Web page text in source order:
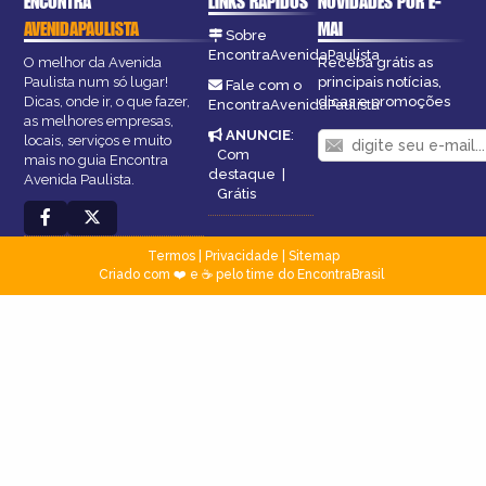
AVENIDAPAULISTA
O melhor da Avenida
Paulista num só lugar!
Dicas, onde ir, o que fazer,
as melhores empresas,
locais, serviços e muito
mais no guia Encontra
Avenida Paulista.
Sobre
EncontraAvenidaPaulista
Fale com o
EncontraAvenidaPaulista
ANUNCIE:
Com
destaque |
Grátis
MAI
Receba grátis as
principais notícias,
dicas e promoções
Termos| Privacidade
Sitemap
Criado com ❤️ e ☕ pelo time do EncontraBrasil